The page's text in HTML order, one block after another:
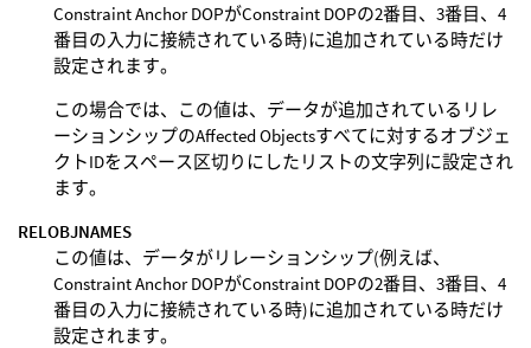
Constraint Anchor DOPがConstraint DOPの2番目、3番目、4
番目の入力に接続されている時)に追加されている時だけ
設定されます。
この場合では、この値は、データが追加されているリレ
ーションシップのAffected Objectsすべてに対するオブジェ
クトIDをスペース区切りにしたリストの文字列に設定され
ます。
RELOBJNAMES
この値は、データがリレーションシップ(例えば、
Constraint Anchor DOPがConstraint DOPの2番目、3番目、4
番目の入力に接続されている時)に追加されている時だけ
設定されます。